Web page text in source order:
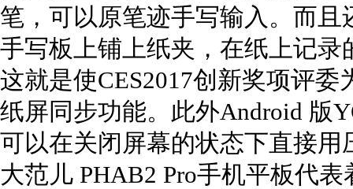
笔，可以原笔迹手写输入。而
手写板上铺上纸夹，在纸上记
这就是使CES2017创新奖项评
纸屏同步功能。此外Android 版
可以在关闭屏幕的状态下直接
大范儿 PHAB2 Pro手机平板代